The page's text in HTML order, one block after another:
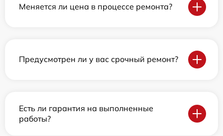
Меняется ли цена в процессе ремонта?
Предусмотрен ли у вас срочный ремонт?
Есть ли гарантия на выполненные
работы?